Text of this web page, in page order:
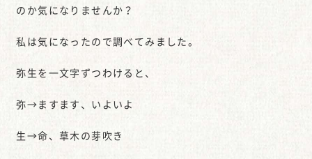
のか気になりませんか？
私は気になったので調べてみました。
弥生を一文字ずつわけると、
弥→ますます、いよいよ
生→命、草木の芽吹き